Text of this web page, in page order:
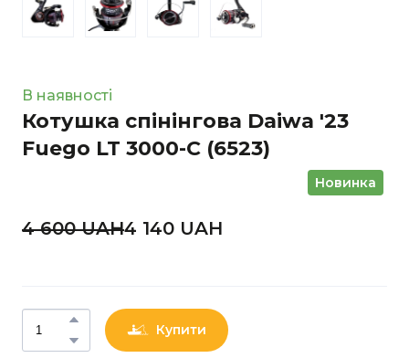
В наявності
Котушка спінінгова Daiwa '23
Fuego LT 3000-C (6523)
Новинка
4 600 UAН4 140 UAН
Купити